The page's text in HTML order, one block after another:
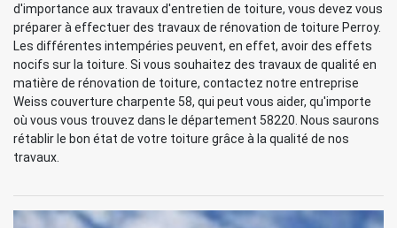
d'importance aux travaux d'entretien de toiture, vous devez vous
préparer à effectuer des travaux de rénovation de toiture Perroy.
Les différentes intempéries peuvent, en effet, avoir des effets
nocifs sur la toiture. Si vous souhaitez des travaux de qualité en
matière de rénovation de toiture, contactez notre entreprise
Weiss couverture charpente 58, qui peut vous aider, qu'importe
où vous vous trouvez dans le département 58220. Nous saurons
rétablir le bon état de votre toiture grâce à la qualité de nos
travaux.